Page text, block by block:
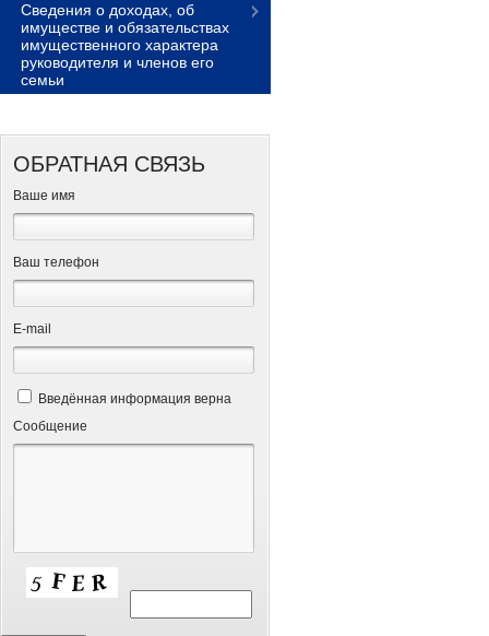
Сведения о доходах, об
имуществе и обязательствах
имущественного характера
руководителя и членов его
семьи
ОБРАТНАЯ СВЯЗЬ
Ваше имя
Ваш телефон
Е-mail
Введённая информация верна
Сообщение